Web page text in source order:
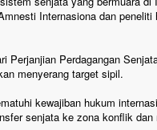
Internasiona dan
Perjanjian Perdagangan
menyerang target sipil.
kewajiban hukum
senjata ke zona konflik